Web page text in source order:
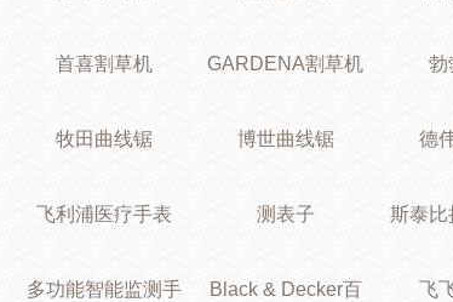
首喜割草机 GARDENA割草机 勃
牧田曲线锯 博世曲线锯 德
飞利浦医疗手表 测表子 斯泰比
多功能智能监测手
Black & Decker百
飞